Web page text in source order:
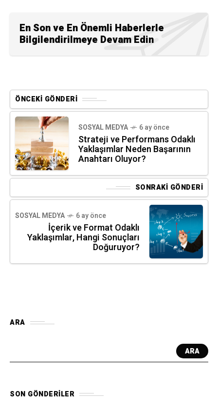
En Son ve En Önemli Haberlerle
Bilgilendirilmeye Devam Edin
ÖNCEKI GÖNDERI
SOSYAL MEDYA 6 ay önce
Strateji ve Performans Odaklı
Yaklaşımlar Neden Başarının
Anahtarı Oluyor?
SONRAKI GÖNDERI
SOSYAL MEDYA 6 ay önce
İçerik ve Format Odaklı
Yaklaşımlar, Hangi Sonuçları
Doğuruyor?
ARA
ARA
SON GÖNDERILER